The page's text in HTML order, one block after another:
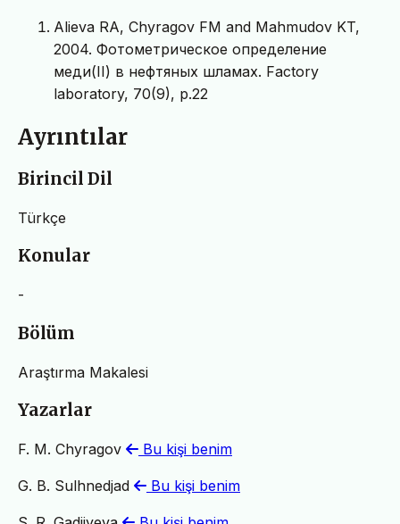
Alieva RA, Chyragov FM and Mahmudov KT,
2004. Фотометрическое определение
меди(II) в нeфтяных шламах. Factory
laboratory, 70(9), p.22
Ayrıntılar
Birincil Dil
Türkçe
Konular
-
Bölüm
Araştırma Makalesi
Yazarlar
F. M. Chyragov Bu kişi benim
G. B. Sulhnedjad Bu kişi benim